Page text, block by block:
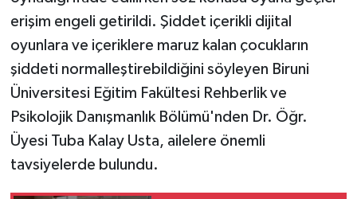
erişim engeli getirildi. Şiddet içerikli dijital
oyunlara ve içeriklere maruz kalan çocukların
şiddeti normalleştirebildiğini söyleyen Biruni
Üniversitesi Eğitim Fakültesi Rehberlik ve
Psikolojik Danışmanlık Bölümü'nden Dr. Öğr.
Üyesi Tuba Kalay Usta, ailelere önemli
tavsiyelerde bulundu.